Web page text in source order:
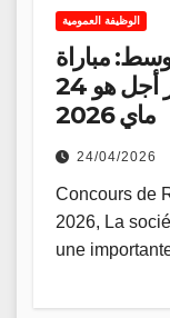
الوظيفة العمومية
مباراة
توظيف 3 ضابط الميناء. آخر أجل هو 24
ماي 2026
24/04/2026
Concours de
2026, La
une